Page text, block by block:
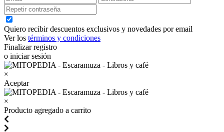
Quiero recibir descuentos exclusivos y novedades por email
Ver los términos y condiciones
Finalizar registro
o iniciar sesión
×
Aceptar
×
Producto agregado a carrito